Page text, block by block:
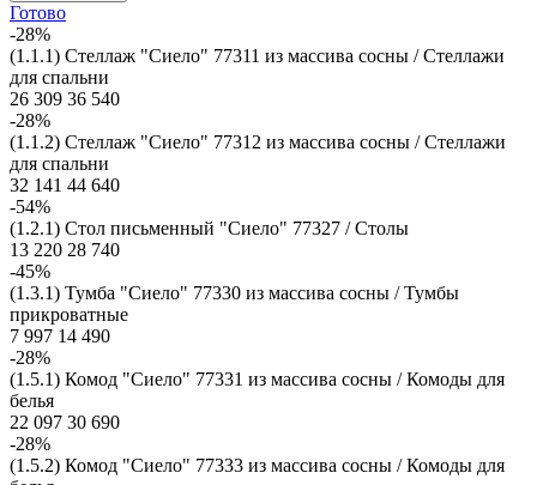
Готово
-28%
(1.1.1) Стеллаж "Сиело" 77311 из массива сосны / Стеллажи
для спальни
26 309 36 540
-28%
(1.1.2) Стеллаж "Сиело" 77312 из массива сосны / Стеллажи
для спальни
32 141 44 640
-54%
(1.2.1) Стол письменный "Сиело" 77327 / Столы
13 220 28 740
-45%
(1.3.1) Тумба "Сиело" 77330 из массива сосны / Тумбы
прикроватные
7 997 14 490
-28%
(1.5.1) Комод "Сиело" 77331 из массива сосны / Комоды для
белья
22 097 30 690
-28%
(1.5.2) Комод "Сиело" 77333 из массива сосны / Комоды для